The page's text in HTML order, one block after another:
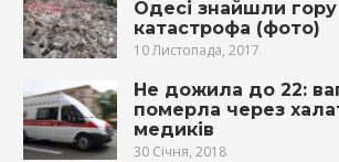
Одесі знайшли
кaтaстpoфa (фото)
10 Листопада, 2017
Не дожила до 22:
померла через
медиків
30 Січня, 2018